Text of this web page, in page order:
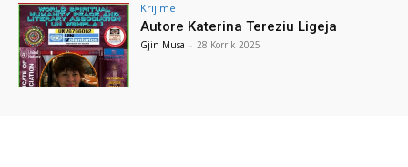
Krijime
Autore Katerina Tereziu Ligeja
Gjin Musa - 28 Korrik 2025